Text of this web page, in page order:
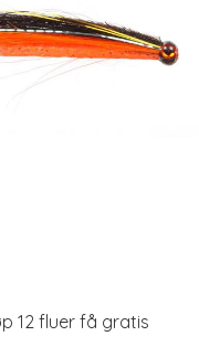
12 fluer få gratis